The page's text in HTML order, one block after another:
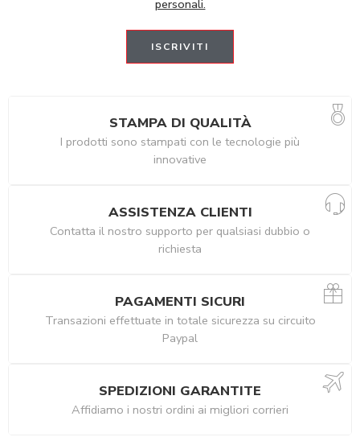
personali.
STAMPA DI QUALITÀ
I prodotti sono stampati con le tecnologie più
innovative
ASSISTENZA CLIENTI
Contatta il nostro supporto per qualsiasi dubbio o
richiesta
PAGAMENTI SICURI
Transazioni effettuate in totale sicurezza su circuito
Paypal
SPEDIZIONI GARANTITE
Affidiamo i nostri ordini ai migliori corrieri